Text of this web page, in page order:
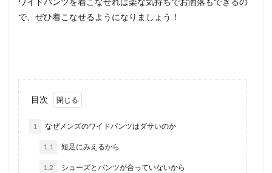
で、ぜひ着こなせるようになりましょう！
目次
1 なぜメンズのワイドパンツはダサいのか
1.1 短足にみえるから
1.2 シューズとパンツが合っていないから